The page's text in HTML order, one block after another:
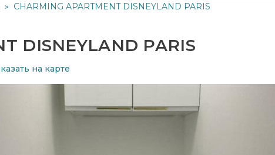
> CHARMING APARTMENT DISNEYLAND PARIS
DISNEYLAND PARIS
на карте